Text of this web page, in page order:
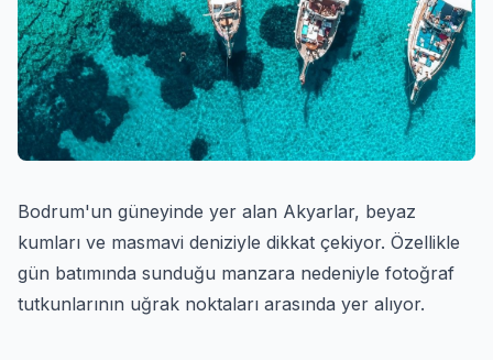
Bodrum'un güneyinde yer alan Akyarlar, beyaz
kumları ve masmavi deniziyle dikkat çekiyor. Özellikle
gün batımında sunduğu manzara nedeniyle fotoğraf
tutkunlarının uğrak noktaları arasında yer alıyor.